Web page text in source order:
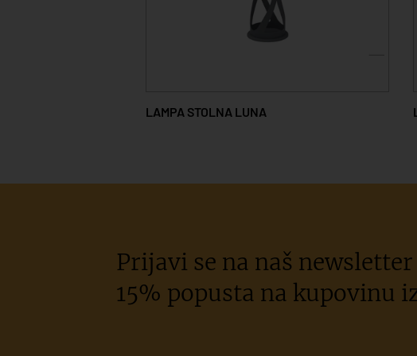
LAMPA STOLNA LUNA
Prijavi se na naš
15% popusta na kupovinu